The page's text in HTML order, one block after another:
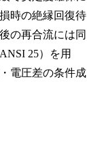
時の絶縁回復待
の再合流には同
25）を用
電圧差の条件成